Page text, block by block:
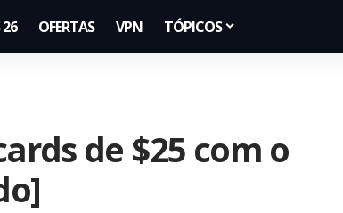
OFERTAS VPN TÓPICOS
de $25 com o